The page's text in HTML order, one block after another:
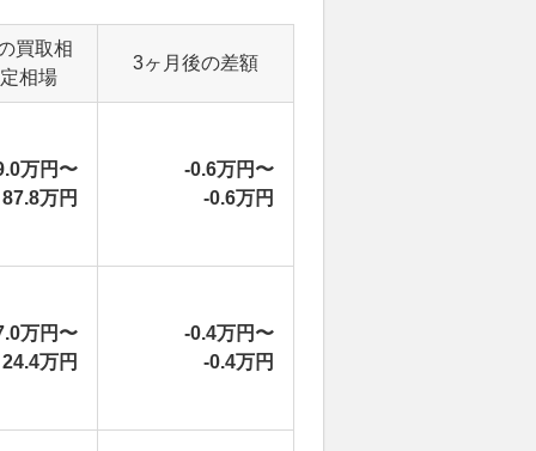
買取相
相場
3ヶ月後の差額
万円〜
87.8万円
-0.6万円〜
-0.6万円
万円〜
24.4万円
-0.4万円〜
-0.4万円